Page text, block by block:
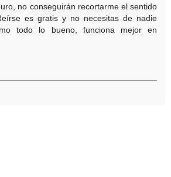
no conseguirán recortarme el sentido
es gratis y no necesitas de nadie
todo lo bueno, funciona mejor en